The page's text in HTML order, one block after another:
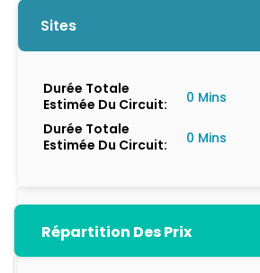
Sites
Durée Totale
Estimée Du Circuit:
0 Mins
Durée Totale
Estimée Du Circuit:
0 Mins
Répartition Des Prix